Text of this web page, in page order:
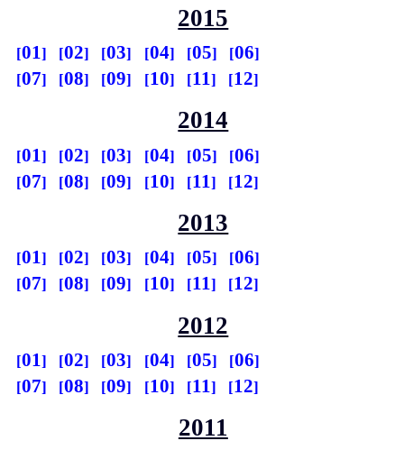
2015
01 02 03 04 05
06
07
08 09 10 11 12
2014
01 02 03 04 05
06
07
08 09 10 11 12
2013
01 02 03 04 05
06
07
08 09 10 11 12
2012
01 02 03 04 05
06
07
08 09 10 11 12
2011